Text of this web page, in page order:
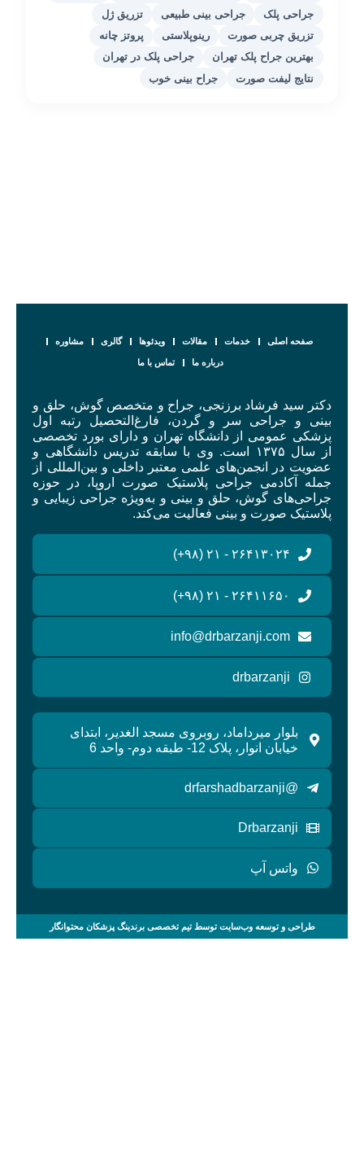
جراحی پلک
جراحی بینی طبیعی
تزریق ژل
تزریق چربی صورت
رینوپلاستی
پروتز چانه
بهترین جراح پلک تهران
جراحی پلک در تهران
نتایج لیفت صورت
جراح بینی خوب
صفحه اصلی خدمات مقالات ویدئوها گالری مشاوره
درباره ما تماس با ما
دکتر سید فرشاد برزنجی، جراح و متخصص گوش، حلق و
بینی و جراحی سر و گردن، فارغ‌التحصیل رتبه اول
پزشکی عمومی از دانشگاه تهران و دارای بورد تخصصی
از سال ۱۳۷۵ است. وی با سابقه تدریس دانشگاهی و
عضویت در انجمن‌های علمی معتبر داخلی و بین‌المللی از
جمله آکادمی جراحی پلاستیک صورت اروپا، در حوزه
جراحی‌های گوش، حلق و بینی و به‌ویژه جراحی زیبایی و
پلاستیک صورت و بینی فعالیت می‌کند.
۲۶۴۱۳۰۲۴ - ۲۱ (۹۸+)
۲۶۴۱۱۶۵۰ - ۲۱ (۹۸+)
info@drbarzanji.com
drbarzanji
بلوار میرداماد، روبروی مسجد الغدیر، ابتدای
خیابان انوار، پلاک 12- طبقه دوم- واحد 6
@drfarshadbarzanji
Drbarzanji
واتس آپ
طراحی و توسعه وب‌سایت توسط تیم تخصصی برندینگ پزشکان محتوانگار